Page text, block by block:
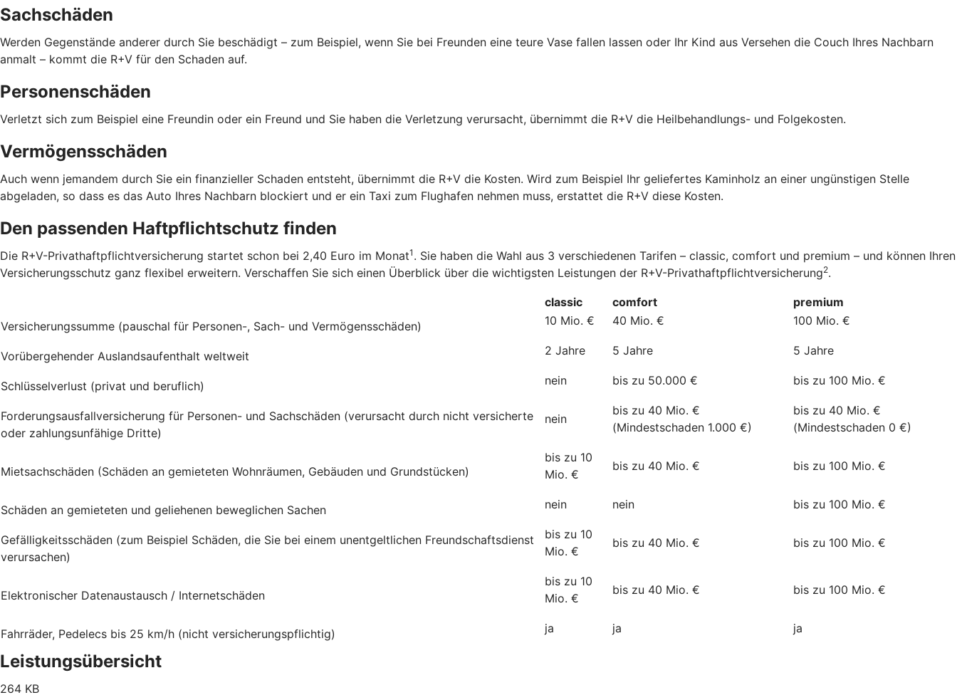
Sachschäden
Werden Gegenstände anderer durch Sie beschädigt – zum Beispiel, wenn Sie bei Freunden eine teure Vase fallen lassen oder Ihr Kind aus Versehen die Couch Ihres Nachbarn
anmalt – kommt die R+V für den Schaden auf.
Personenschäden
Verletzt sich zum Beispiel eine Freundin oder ein Freund und Sie haben die Verletzung verursacht, übernimmt die R+V die Heilbehandlungs- und Folgekosten.
Vermögensschäden
Auch wenn jemandem durch Sie ein finanzieller Schaden entsteht, übernimmt die R+V die Kosten. Wird zum Beispiel Ihr geliefertes Kaminholz an einer ungünstigen Stelle
abgeladen, so dass es das Auto Ihres Nachbarn blockiert und er ein Taxi zum Flughafen nehmen muss, erstattet die R+V diese Kosten.
Den passenden Haftpflichtschutz finden
Die R+V-Privathaftpflichtversicherung startet schon bei 2,40 Euro im Monat1 . Sie haben die Wahl aus 3 verschiedenen Tarifen – classic, comfort und premium – und können Ihren
Versicherungsschutz ganz flexibel erweitern. Verschaffen Sie sich einen Überblick über die wichtigsten Leistungen der R+V-Privathaftpflichtversicherung2.
classic comfort
premium
Versicherungssumme (pauschal für Personen-, Sach- und Vermögensschäden)
10 Mio. € 40 Mio. € 100 Mio. €
Vorübergehender Auslandsaufenthalt weltweit 2 Jahre 5 Jahre 5 Jahre
Schlüsselverlust (privat und beruflich) nein bis zu 50.000 € bis zu 100 Mio. €
Forderungsausfallversicherung für Personen- und Sachschäden (verursacht durch nicht versicherte
oder zahlungsunfähige Dritte)
nein
bis zu 40 Mio. €
(Mindestschaden 1.000 €)
bis zu 40 Mio. €
(Mindestschaden 0 €)
Mietsachschäden (Schäden an gemieteten Wohnräumen, Gebäuden und Grundstücken)
bis zu 10
Mio. €
bis zu 40 Mio. € bis zu 100 Mio. €
Schäden an gemieteten und geliehenen beweglichen Sachen nein nein bis zu 100 Mio. €
Gefälligkeitsschäden (zum Beispiel Schäden, die Sie bei einem unentgeltlichen Freundschaftsdienst
verursachen)
bis zu 10
Mio. €
bis zu 40 Mio. € bis zu 100 Mio. €
Elektronischer Datenaustausch / Internetschäden
bis zu 10
Mio. €
bis zu 40 Mio. € bis zu 100 Mio. €
Fahrräder, Pedelecs bis 25 km/h (nicht versicherungspflichtig) ja ja ja
Leistungsübersicht
264 KB